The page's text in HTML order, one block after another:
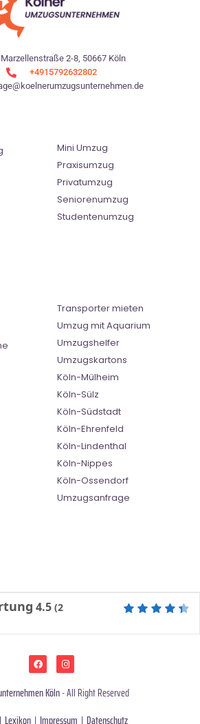
Marzellenstraße 2-8, 50667 Köln
+4915792632802
Mini Umzug
Praxisumzug
Privatumzug
Seniorenumzug
Studentenumzug
Transporter mieten
Umzug mit Aquarium
Umzugshelfer
Umzugskartons
Köln-Mülheim
Köln-Sülz
Köln-Südstadt
Köln-Ehrenfeld
Köln-Lindenthal
Köln-Nippes
Köln-Ossendorf
Umzugsanfrage
4.5 (2
Köln- All Right Reserved
Lexikon| Impressum | Datenschutz